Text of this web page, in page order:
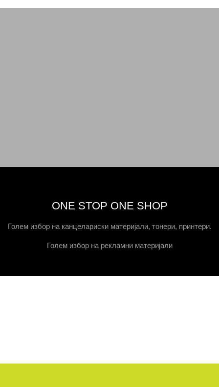
ONE STOP ONE SHOP
Голем избор на канцелариски материјали, тонери, принтери.
Голем избор на рекламни материјали